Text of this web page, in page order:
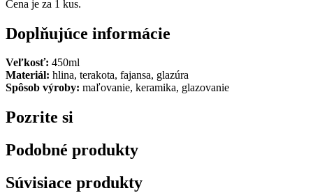
Cena je za 1 kus.
Doplňujúce informácie
Veľkosť: 450ml
Materiál: hlina, terakota, fajansa, glazúra
Spôsob výroby: maľovanie, keramika, glazovanie
Pozrite si
Podobné produkty
Súvisiace produkty